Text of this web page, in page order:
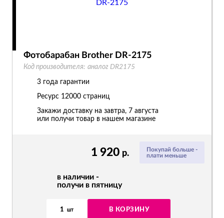
Покупай больше -
плати меньше
1 920 р.
в наличии -
получи в пятницу
1 шт В КОРЗИНУ
Фотобарабан Brother DR-2175
Код производителя: аналог DR2175
3 года гарантии
Ресурс 12000 страниц
Закажи доставку на завтра, 7 августа
или получи товар в нашем магазине